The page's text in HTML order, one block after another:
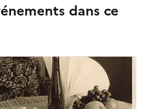
dans ce